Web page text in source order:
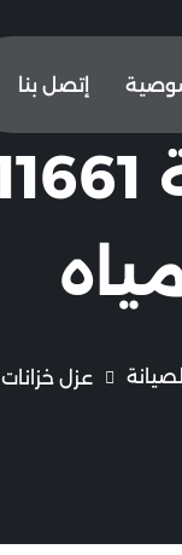
إتصل بنا
عزل خزانات